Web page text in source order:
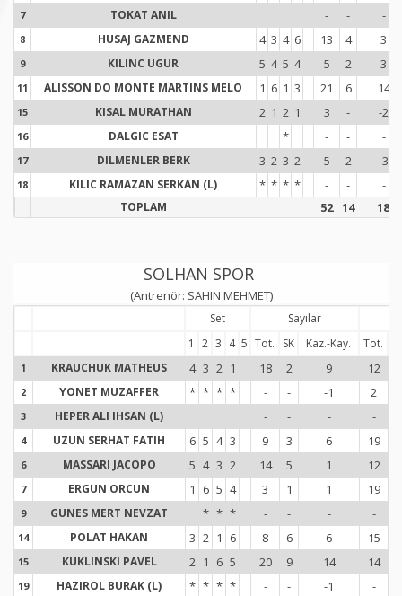
7 TOKAT ANIL - - -
8 HUSAJ GAZMEND 4 3 4 6 13 4 3
9 KILINC UGUR 5 4 5 4 5 2 3
11 ALISSON DO MONTE MARTINS MELO 1 6 1 3 21 6 14
15 KISAL MURATHAN 2 1 2 1 3 - -2
16 DALGIC ESAT * - - -
17 DILMENLER BERK 3 2 3 2 5 2 -3
18 KILIC RAMAZAN SERKAN (L) * * * * - - -
TOPLAM 52 14 18
SOLHAN SPOR
(Antrenör: SAHIN MEHMET)
Set Sayılar
1
2 3 4 5 Tot. SK Kaz.-Kay. Tot.
1 KRAUCHUK MATHEUS 4 3 2 1 18 2 9 12
2 YONET MUZAFFER * * * * - - -1 2
3 HEPER ALI IHSAN (L) - - - -
4 UZUN SERHAT FATIH 6 5 4 3 9 3 6 19
6 MASSARI JACOPO 5 4 3 2 14 5 1 12
7 ERGUN ORCUN 1 6 5 4 3 1 1 19
9 GUNES MERT NEVZAT * * * - - - -
14 POLAT HAKAN 3 2 1 6 8 6 6 15
15 KUKLINSKI PAVEL 2 1 6 5 20 9 14 14
19 HAZIROL BURAK (L) * * * * - - -1 -